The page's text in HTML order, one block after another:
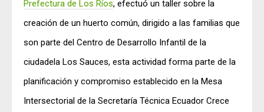
Prefectura de Los Ríos, efectuó un taller sobre la
creación de un huerto común, dirigido a las familias que
son parte del Centro de Desarrollo Infantil de la
ciudadela Los Sauces, esta actividad forma parte de la
planificación y compromiso establecido en la Mesa
Intersectorial de la Secretaría Técnica Ecuador Crece